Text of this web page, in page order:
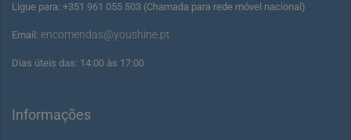
Ligue para: +351 961 055 503 (Chamada para rede móvel nacional)
Email: encomendas@youshine.pt
Dias úteis das: 14:00 às 17:00
Informações